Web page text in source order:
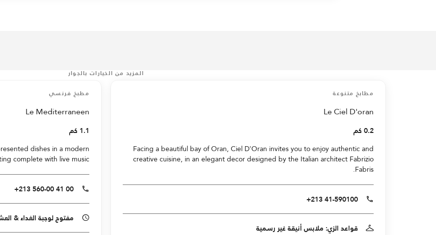
المزيد من الخيارات بالجوار
مطابخ متنوعة
Le Ciel D'oran
0.2 كم
Facing a beautiful bay of Oran, Ciel D'Oran invites you to enjoy authentic and
creative cuisine, in an elegant decor designed by the Italian architect Fabrizio
Fabris.
+213 41-590100
قواعد الزي: ملابس أنيقة غير رسمية
مطبخ فرنسي
Le Mediterraneen
1.1 كم
dishes in a modern
complete with live music.
+213 560-00 41 00
مفتوح لوجبة الغداء & العشاء